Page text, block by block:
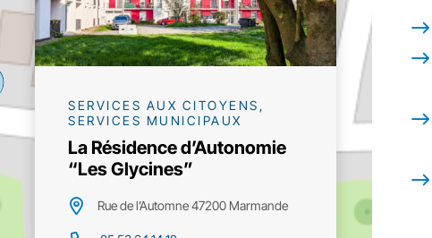
SERVICES AUX CITOYENS,
SERVICES MUNICIPAUX
La Résidence d’Autonomie
“Les Glycines”
Rue de l’Automne 47200 Marmande